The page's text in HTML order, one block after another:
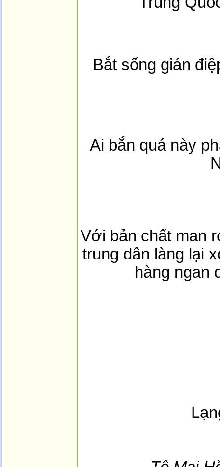
Bắt sống gián
Ai bắn quá này
Với bản chất man
trung dân làng lại
hàng ngan